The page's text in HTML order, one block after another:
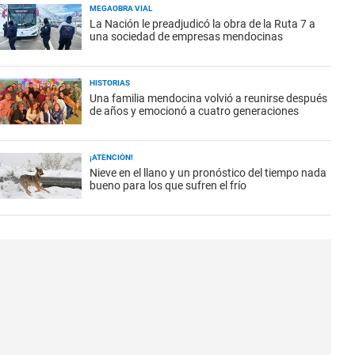
MEGAOBRA VIAL
La Nación le preadjudicó la obra de la Ruta 7 a
una sociedad de empresas mendocinas
HISTORIAS
Una familia mendocina volvió a reunirse después
de años y emocionó a cuatro generaciones
¡ATENCIÓN!
Nieve en el llano y un pronóstico del tiempo nada
bueno para los que sufren el frío